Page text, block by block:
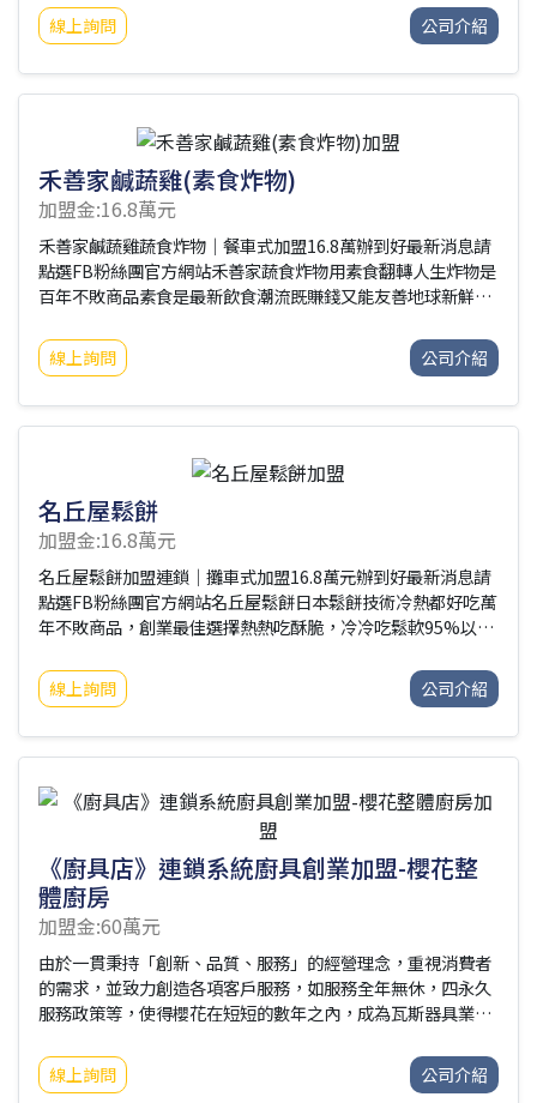
愛，常常被遺忘在角落。快客洗護的誕生，就是為了讓它們重
新閃耀。我們用最專業的技術、最細膩的手法，把顧客的鞋包
的不只是外表，更是那份情感的溫度。
線上詢問 公司介紹
禾善家鹹蔬雞(素食炸物)
加盟金:16.8萬元
禾善家鹹蔬雞蔬食炸物｜餐車式加盟16.8萬辦到好最新消息請
點選FB粉絲團官方網站禾善家蔬食炸物用素食翻轉人生炸物是
百年不敗商品素食是最新飲食潮流既賺錢又能友善地球新鮮食
料免受剝削、提高利潤總公司官網：
http://www.successway.com.tw/☑加盟優勢：➤95%以上
入，高品質餐點➤自由彈性調整菜單與價格➤高毛利商品➤餐
定省下高額加盟費☑加盟介紹：➤新品牌優惠案16.8萬辦到好
(限量20名)配附設備：4尺餐車1台油炸
線上詢問 公司介紹
名丘屋鬆餅
加盟金:16.8萬元
名丘屋鬆餅加盟連鎖｜攤車式加盟16.8萬元辦到好最新消息請
點選FB粉絲團官方網站名丘屋鬆餅日本鬆餅技術冷熱都好吃萬
年不敗商品，創業最佳選擇熱熱吃酥脆，冷冷吃鬆軟95%以上
http://www.successway.com.tw/☑加盟優勢：➤95%以上
原料可自行採購➤毛利約6成➤不綁約期➤不塞貨➤低資金投
車式加盟金，店面式品質➤可轉換為店面式營業，裝潢自主決
(限量20名)配附設備：4尺餐車1台臥式冰箱1台鬆餅機2台鮮奶
線上詢問 公司介紹
《廚具店》連鎖系統廚具創業加盟-櫻花整
體廚房
加盟金:60萬元
由於一貫秉持「創新、品質、服務」的經營理念，重視消費者
的需求，並致力創造各項客戶服務，如服務全年無休，四永久
服務政策等，使得櫻花在短短的數年之內，成為瓦斯器具業的
產銷資源，將台灣櫻花工業、源輝金屬工業及優政工業三家公
司整合為一，合併成立了台灣櫻花股份有限公司，經過短短的
線上詢問 公司介紹